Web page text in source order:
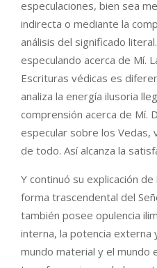
especulaciones, bien sea
indirecta o mediante la
análisis del significado
especulando acerca de Mí.
Escrituras védicas es
analiza la energía ilusoria
comprensión acerca de Mí.
especular sobre los Vedas,
de todo. Así alcanza la
Y continuó su explicación de
forma trascendental del
también posee opulencia
interna, la potencia externa
mundo material y el mundo